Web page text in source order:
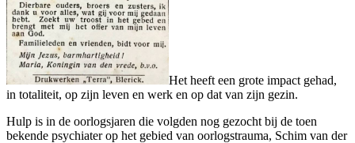
Het heeft een grote impact gehad,
in totaliteit, op zijn leven en werk en op dat van zijn gezin.
Hulp is in de oorlogsjaren die volgden nog gezocht bij de toen
bekende psychiater op het gebied van oorlogstrauma, Schim van der